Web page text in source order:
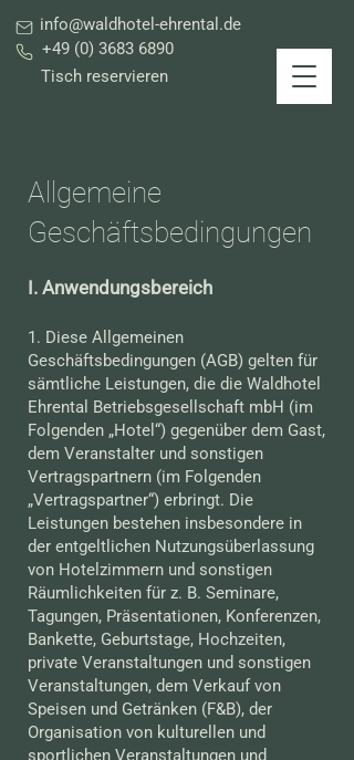
Tisch reservieren
info@waldhotel-ehrental.de
+49 (0) 3683 6890
Allgemeine
Geschäftsbedingungen
I. Anwendungsbereich
1. Diese Allgemeinen
Geschäftsbedingungen (AGB) gelten für
sämtliche Leistungen, die die Waldhotel
Ehrental Betriebsgesellschaft mbH (im
Folgenden „Hotel“) gegenüber dem Gast,
dem Veranstalter und sonstigen
Vertragspartnern (im Folgenden
„Vertragspartner“) erbringt. Die
Leistungen bestehen insbesondere in
der entgeltlichen Nutzungsüberlassung
von Hotelzimmern und sonstigen
Räumlichkeiten für z. B. Seminare,
Tagungen, Präsentationen, Konferenzen,
Bankette, Geburtstage, Hochzeiten,
private Veranstaltungen und sonstigen
Veranstaltungen, dem Verkauf von
Speisen und Getränken (F&B), der
Organisation von kulturellen und
sportlichen Veranstaltungen und